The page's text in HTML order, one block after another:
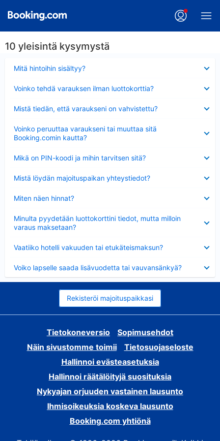
10 yleisintä kysymystä
Mitä hintoihin sisältyy?
Voinko tehdä varauksen ilman luottokorttia?
Mistä tiedän, että varaukseni on vahvistettu?
Voinko peruuttaa varaukseni tai muuttaa sitä
Booking.comin kautta?
Mikä on PIN-koodi ja mihin tarvitsen sitä?
Mistä löydän majoituspaikan yhteystiedot?
Miten näen hinnat?
Minulta pyydetään luottokorttini tiedot, mutta milloin
varaus maksetaan?
Vaatiiko hotelli vakuuden tai etukäteismaksun?
Voiko lapselle saada lisävuodetta tai vauvansänkyä?
Rekisteröi majoituspaikkasi
Tietokoneversio
Sopimusehdot
Näin sivustomme toimii
Tietosuojaseloste
Hallinnoi evästeasetuksia
Hallinnoi räätälöityjä suosituksia
Nykyajan orjuuden vastainen lausunto
Ihmisoikeuksia koskeva lausunto
Booking.com yhtiönä